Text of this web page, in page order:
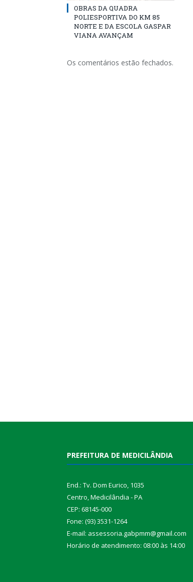
OBRAS DA QUADRA
POLIESPORTIVA DO KM 85
NORTE E DA ESCOLA GASPAR
VIANA AVANÇAM
Os comentários estão fechados.
PREFEITURA DE MEDICILÂNDIA
End.: Tv. Dom Eurico, 1035
Centro, Medicilândia - PA
CEP: 68145-000
Fone: (93) 3531-1264
E-mail: assessoria.gabpmm@gmail.com
Horário de atendimento: 08:00 às 14:00